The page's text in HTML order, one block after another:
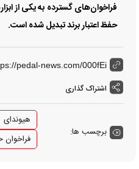
فراخوان‌های گسترده به یکی از
حفظ اعتبار برند تبدیل شده است.
pedal-news.com/000fEi
اشتراک گذاری
برچسب ها:
هیوندای
فراخوان